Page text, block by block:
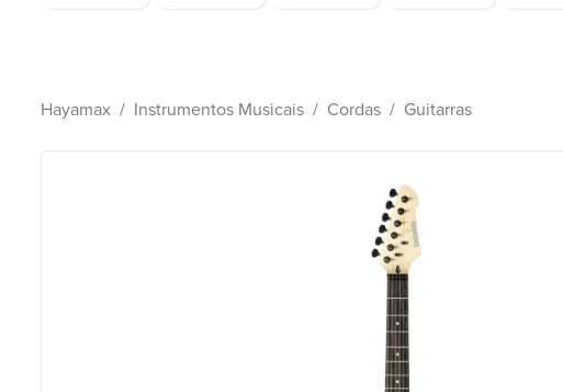
Hayamax Instrumentos Musicais Cordas Guitarras